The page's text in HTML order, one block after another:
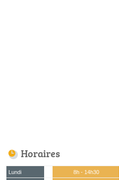
Horaires
Lundi 8h - 14h30